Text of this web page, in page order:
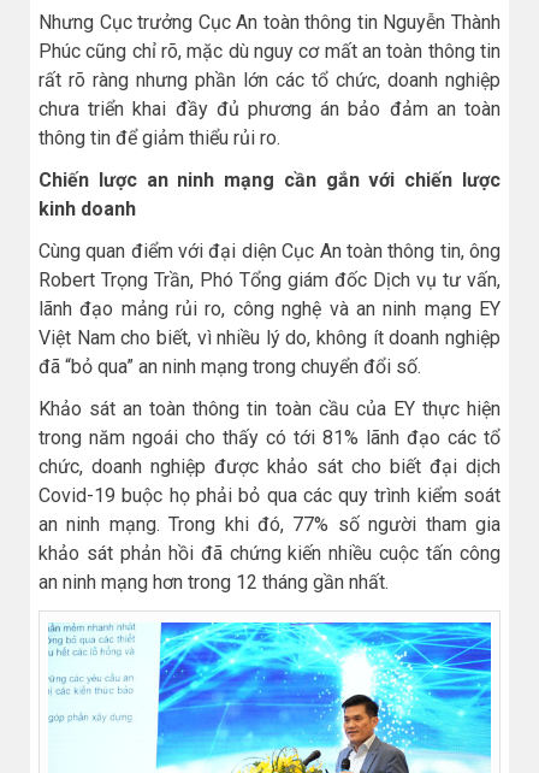
Nhưng Cục trưởng Cục An toàn thông tin Nguyễn Thành
Phúc cũng chỉ rõ, mặc dù nguy cơ mất an toàn thông tin
rất rõ ràng nhưng phần lớn các tổ chức, doanh nghiệp
chưa triển khai đầy đủ phương án bảo đảm an toàn
thông tin để giảm thiểu rủi ro.
Chiến lược an ninh mạng cần gắn với chiến lược
kinh doanh
Cùng quan điểm với đại diện Cục An toàn thông tin, ông
Robert Trọng Trần, Phó Tổng giám đốc Dịch vụ tư vấn,
lãnh đạo mảng rủi ro, công nghệ và an ninh mạng EY
Việt Nam cho biết, vì nhiều lý do, không ít doanh nghiệp
đã “bỏ qua” an ninh mạng trong chuyển đổi số.
Khảo sát an toàn thông tin toàn cầu của EY thực hiện
trong năm ngoái cho thấy có tới 81% lãnh đạo các tổ
chức, doanh nghiệp được khảo sát cho biết đại dịch
Covid-19 buộc họ phải bỏ qua các quy trình kiểm soát
an ninh mạng. Trong khi đó, 77% số người tham gia
khảo sát phản hồi đã chứng kiến nhiều cuộc tấn công
an ninh mạng hơn trong 12 tháng gần nhất.